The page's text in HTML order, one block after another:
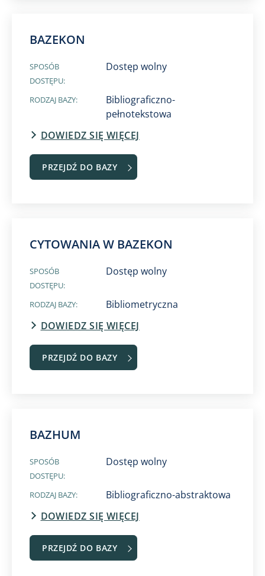
BAZEKON
SPOSÓB
DOSTĘPU:
Dostęp wolny
RODZAJ BAZY:
Bibliograficzno-
pełnotekstowa
DOWIEDZ SIĘ WIĘCEJ
PRZEJDŹ DO BAZY
CYTOWANIA W BAZEKON​
SPOSÓB
DOSTĘPU:
Dostęp wolny
RODZAJ BAZY:
Bibliometryczna
DOWIEDZ SIĘ WIĘCEJ
PRZEJDŹ DO BAZY
BAZHUM
SPOSÓB
DOSTĘPU:
Dostęp wolny
RODZAJ BAZY:
Bibliograficzno-abstraktowa
DOWIEDZ SIĘ WIĘCEJ
PRZEJDŹ DO BAZY